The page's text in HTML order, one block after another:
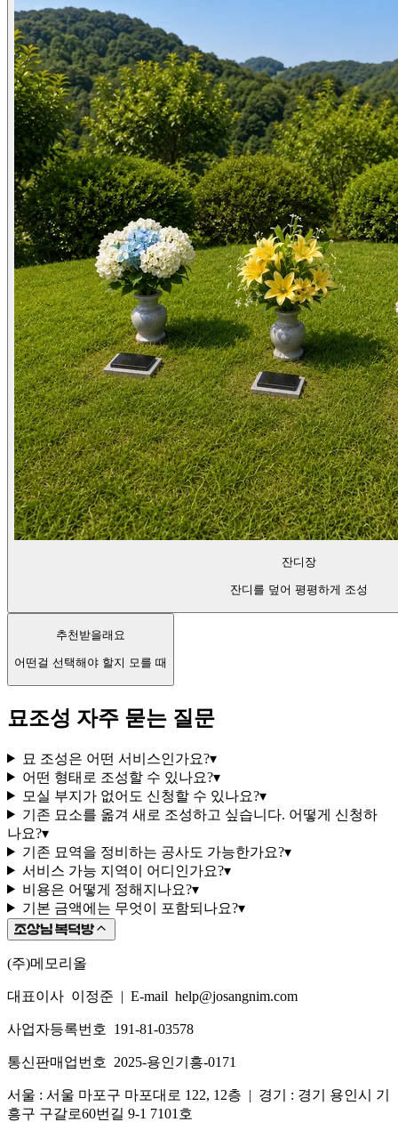
잔디장
잔디를 덮어 평평하게 조성
추천받을래요
어떤걸 선택해야 할지 모를 때
묘조성 자주 묻는 질문
묘 조성은 어떤 서비스인가요?▾
어떤 형태로 조성할 수 있나요?▾
모실 부지가 없어도 신청할 수 있나요?▾
기존 묘소를 옮겨 새로 조성하고 싶습니다. 어떻게 신청하
나요?▾
기존 묘역을 정비하는 공사도 가능한가요?▾
서비스 가능 지역이 어디인가요?▾
비용은 어떻게 정해지나요?▾
기본 금액에는 무엇이 포함되나요?▾
(주)메모리올
대표이사 이정준 | E-mail help@josangnim.com
사업자등록번호 191-81-03578
통신판매업번호 2025-용인기흥-0171
서울 : 서울 마포구 마포대로 122, 12층 | 경기 : 경기 용인시 기
흥구 구갈로60번길 9-1 7101호